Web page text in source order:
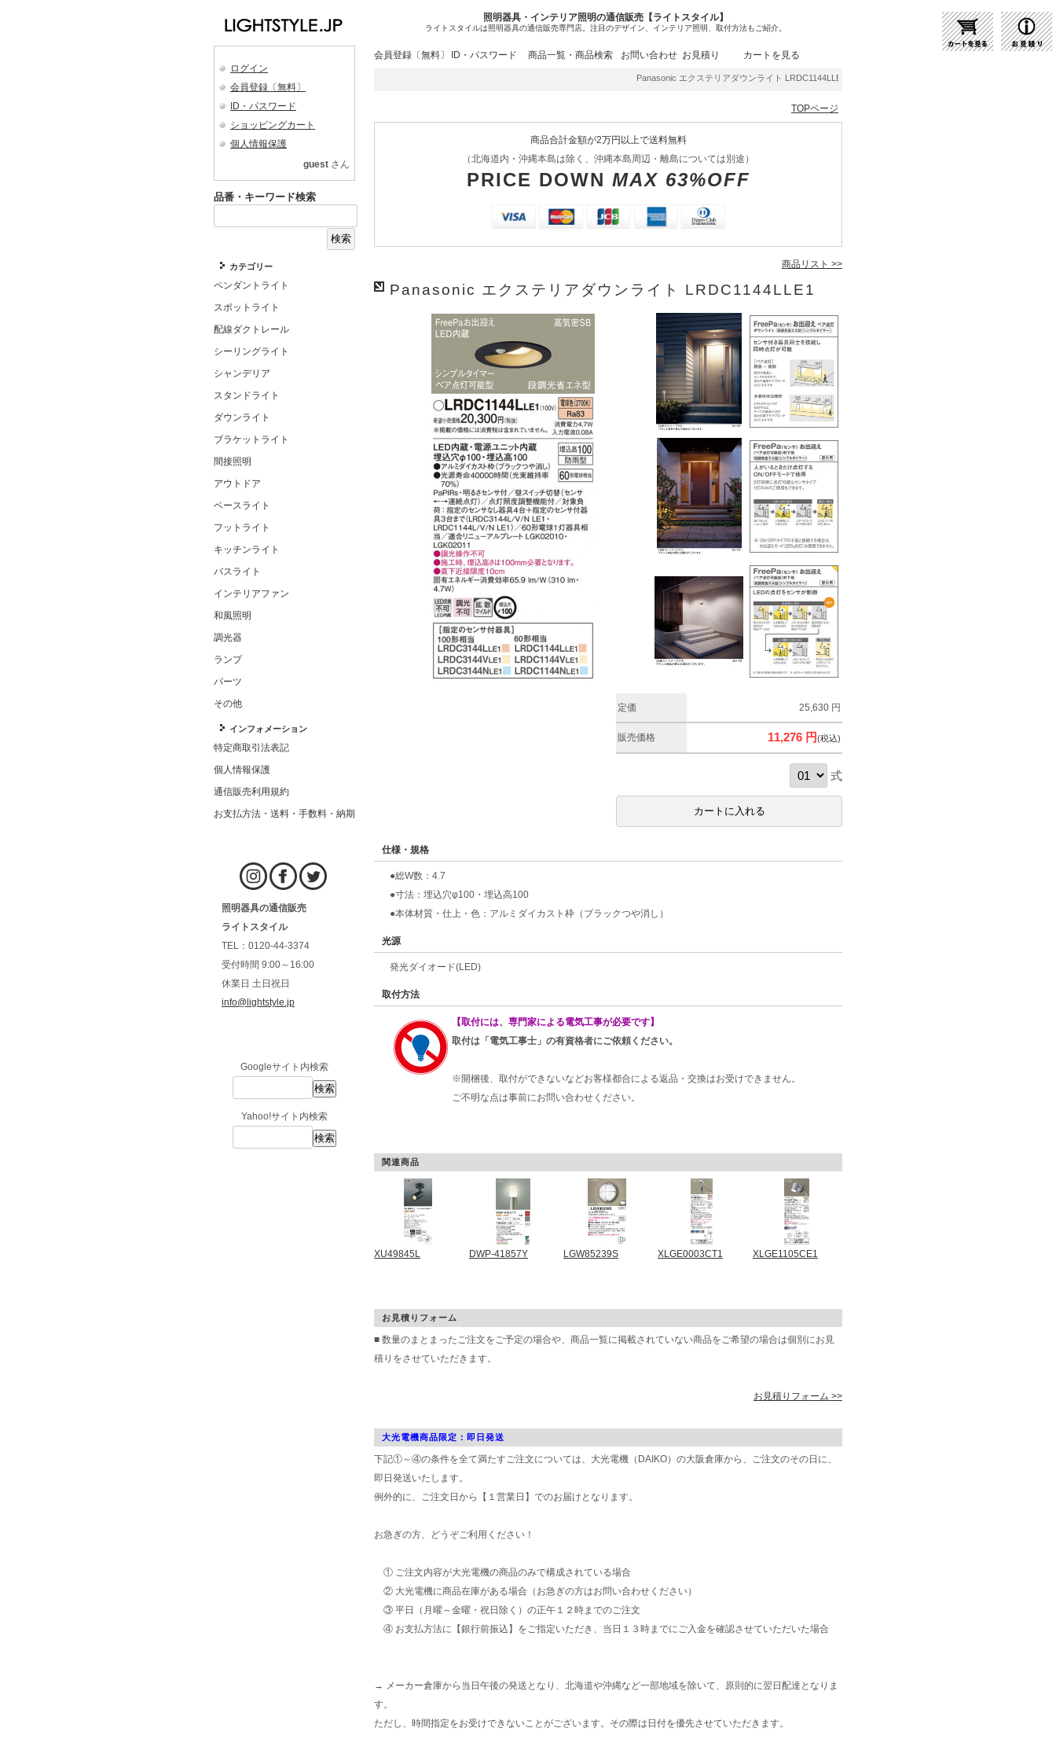
照明器具・インテリア照明の通信販売【ライトスタイル】
ライトスタイルは照明器具の通信販売専門店。注目のデザイン、インテリア照明、取付方法もご紹介。
ログイン
会員登録〔無料〕
ID・パスワード
ショッピングカート
個人情報保護
guest さん
品番・キーワード検索
カテゴリー
ペンダントライト
スポットライト
配線ダクトレール
シーリングライト
シャンデリア
スタンドライト
ダウンライト
ブラケットライト
間接照明
アウトドア
ベースライト
フットライト
キッチンライト
バスライト
インテリアファン
和風照明
調光器
ランプ
パーツ
その他
インフォメーション
特定商取引法表記
個人情報保護
通信販売利用規約
お支払方法・送料・手数料・納期
照明器具の通信販売
ライトスタイル
TEL：0120-44-3374
受付時間 9:00～16:00
休業日 土日祝日
info@lightstyle.jp
Googleサイト内検索
Yahoo!サイト内検索
会員登録〔無料〕 ID・パスワード 商品一覧・商品検索 お問い合わせ お見積り カートを見る
Panasonic エクステリアダウンライト LRDC1144LLE1 | 商品紹介 | 照明器具の通販・インテリア照明の通信販売
TOPページ
商品合計金額が2万円以上で送料無料
（北海道内・沖縄本島は除く、沖縄本島周辺・離島については別途）
PRICE DOWN MAX 63%OFF
商品リスト >>
Panasonic エクステリアダウンライト LRDC1144LLE1
定価 25,630 円
販売価格 11,276 円(税込)
式
仕様・規格
●総W数：4.7
●寸法：埋込穴φ100・埋込高100
●本体材質・仕上・色：アルミダイカスト枠（ブラックつや消し）
光源
発光ダイオード(LED)
取付方法
【取付には、専門家による電気工事が必要です】
取付は「電気工事士」の有資格者にご依頼ください。
※開梱後、取付ができないなどお客様都合による返品・交換はお受けできません。
ご不明な点は事前にお問い合わせください。
関連商品
XU49845L DWP-41857Y LGW85239S XLGE0003CT1 XLGE1105CE1
お見積りフォーム
■ 数量のまとまったご注文をご予定の場合や、商品一覧に掲載されていない商品をご希望の場合は個別にお見
積りをさせていただきます。
お見積りフォーム >>
大光電機商品限定：即日発送
下記①～④の条件を全て満たすご注文については、大光電機（DAIKO）の大阪倉庫から、ご注文のその日に、
即日発送いたします。
例外的に、ご注文日から【１営業日】でのお届けとなります。
お急ぎの方、どうぞご利用ください！
① ご注文内容が大光電機の商品のみで構成されている場合
② 大光電機に商品在庫がある場合（お急ぎの方はお問い合わせください）
③ 平日（月曜～金曜・祝日除く）の正午１２時までのご注文
④ お支払方法に【銀行前振込】をご指定いただき、当日１３時までにご入金を確認させていただいた場合
→ メーカー倉庫から当日午後の発送となり、北海道や沖縄など一部地域を除いて、原則的に翌日配達となりま
す。
ただし、時間指定をお受けできないことがございます。その際は日付を優先させていただきます。